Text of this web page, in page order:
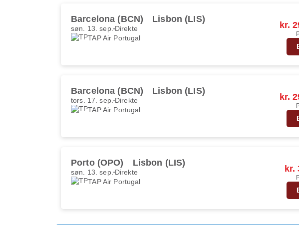
Barcelona (BCN) Lisbon (LIS)
søn. 13. sep. Direkte
TAP Air Portugal
kr.
Barcelona (BCN) Lisbon (LIS)
tors. 17. sep. Direkte
TAP Air Portugal
kr.
Porto (OPO) Lisbon (LIS)
søn. 13. sep. Direkte
TAP Air Portugal
kr.